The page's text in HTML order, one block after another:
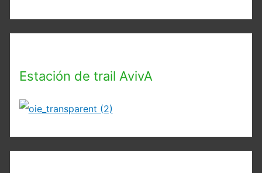
Estación de trail AvivA